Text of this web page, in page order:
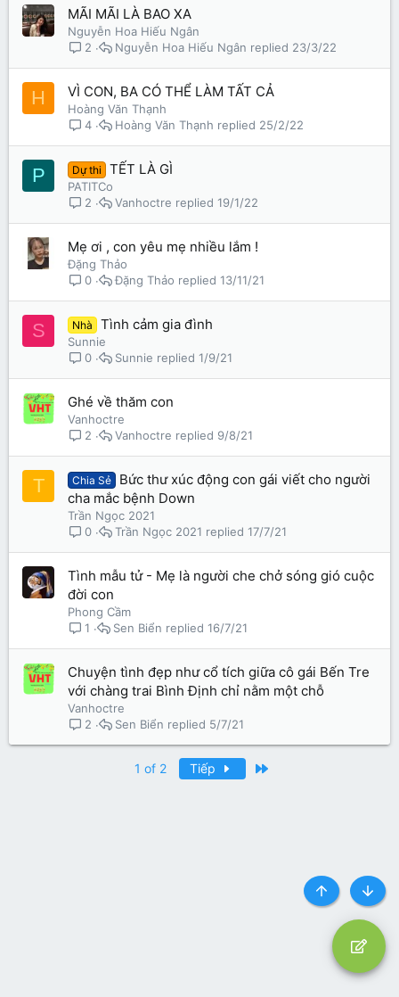
MÃI MÃI LÀ BAO XA
Nguyễn Hoa Hiếu Ngân
2
23/3/22
Nguyễn Hoa Hiếu Ngân
H VÌ CON, BA CÓ THỂ LÀM TẤT CẢ
Hoàng Văn Thạnh
4
25/2/22
Hoàng Văn Thạnh
P Dự thi TẾT LÀ GÌ
PATITCo
2
19/1/22
Vanhoctre
Mẹ ơi , con yêu mẹ nhiều lắm !
Đặng Thảo
0
13/11/21
Đặng Thảo
S Nhà Tình cảm gia đình
Sunnie
0
1/9/21
Sunnie
Ghé về thăm con
Vanhoctre
2
9/8/21
Vanhoctre
T Chia Sẻ
Bức thư xúc động con gái viết cho người
cha mắc bệnh Down
Trần Ngọc 2021
0
17/7/21
Trần Ngọc 2021
Tình mẫu tử - Mẹ là người che chở sóng gió cuộc
đời con
Phong Cầm
1
16/7/21
Sen Biển
Chuyện tình đẹp như cổ tích giữa cô gái Bến Tre
với chàng trai Bình Định chỉ nằm một chỗ
Vanhoctre
2
5/7/21
Sen Biển
1 of 2 Tiếp
Top